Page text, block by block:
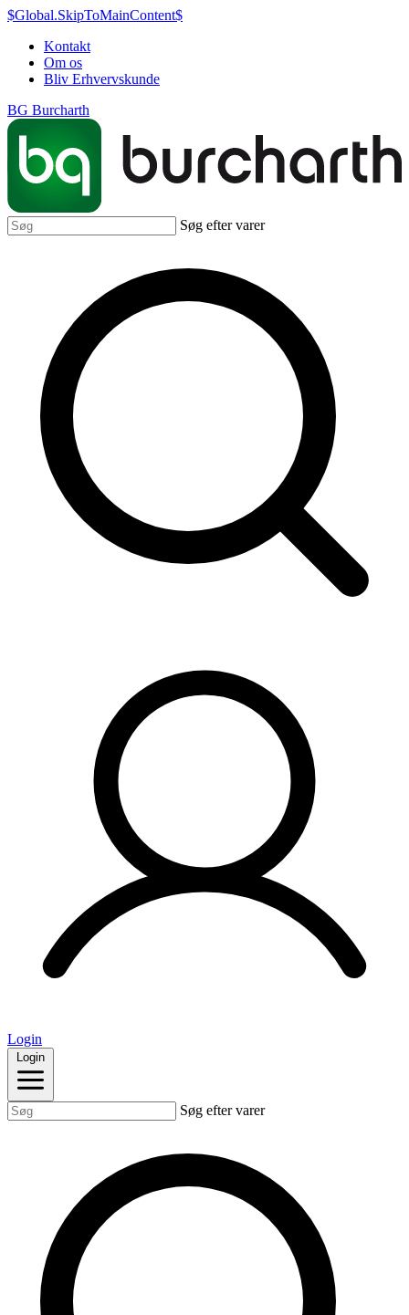
$Global.SkipToMainContent$
Kontakt
Om os
Bliv Erhvervskunde
BG Burcharth
Søg efter varer
Login
Login
Søg efter varer